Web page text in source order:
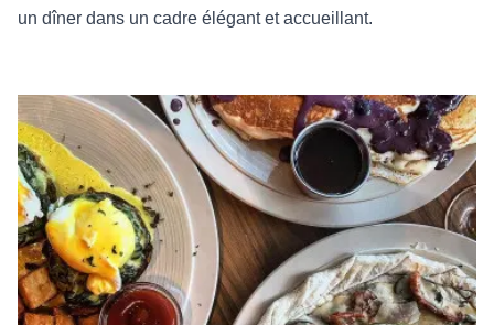
un dîner dans un cadre élégant et accueillant.